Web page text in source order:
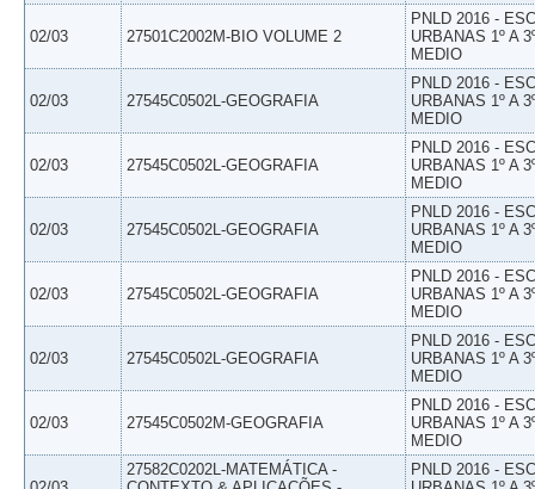
02/03 27501C2002M-BIO VOLUME 2
PNLD 2016 -
URBANAS 1º A
MEDIO
02/03 27545C0502L-GEOGRAFIA
PNLD 2016 -
URBANAS 1º A
MEDIO
02/03 27545C0502L-GEOGRAFIA
PNLD 2016 -
URBANAS 1º A
MEDIO
02/03 27545C0502L-GEOGRAFIA
PNLD 2016 -
URBANAS 1º A
MEDIO
02/03 27545C0502L-GEOGRAFIA
PNLD 2016 -
URBANAS 1º A
MEDIO
02/03 27545C0502L-GEOGRAFIA
PNLD 2016 -
URBANAS 1º A
MEDIO
02/03 27545C0502M-GEOGRAFIA
PNLD 2016 -
URBANAS 1º A
MEDIO
27582C0202L-MATEMÁTICA -
PNLD 2016 -